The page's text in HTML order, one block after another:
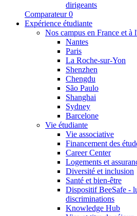
dirigeants
Comparateur 0
Expérience étudiante
Nos campus en France et à
Nantes
Paris
La Roche-sur-Yon
Shenzhen
Chengdu
São Paulo
Shanghai
Sydney
Barcelone
Vie étudiante
Vie associative
Financement des
Career Center
Logements et
Diversité et inclusion
Santé et bien-être
Dispositif BeeSafe -
discriminations
Knowledge Hub